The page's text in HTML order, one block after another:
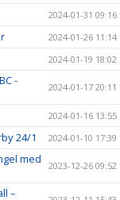
2024-01-31 09:16
2024-01-26 11:14
2024-01-19 18:02
-
2024-01-17 20:11
2024-01-16 13:55
24/1 2024-01-10 17:39
med
2023-12-26 09:52
–